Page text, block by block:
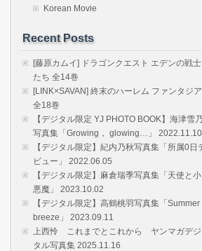
Korean Movie
Recent Posts
[藤原カムイ] ドラゴンクエスト エデンの戦士
たち 全14巻
[LINK×SAVAN] 終末のハーレム ファンタジア
全18巻
【デジタル限定 YJ PHOTO BOOK】海津雪乃
写真集「Growing， glowing…」 2022.11.10
【デジタル限定】紀内乃秋写真集「所属0日
ビュー」 2022.06.05
【デジタル限定】麻倉瑞季写真集「天使と小
悪魔」 2023.10.02
【デジタル限定】高鶴桃羽写真集「Summer
breeze」 2023.09.11
上西怜 これまでとこれから ヤンマガデジ
タル写真集 2025.11.16